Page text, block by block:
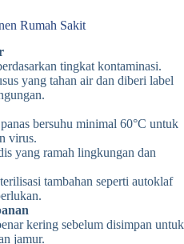
Rumah Sakit
tingkat kontaminasi.
yang tahan air dan diberi label
bersuhu minimal 60°C untuk
virus.
yang ramah lingkungan dan
tambahan seperti autoklaf
kering sebelum disimpan untuk
jamur.